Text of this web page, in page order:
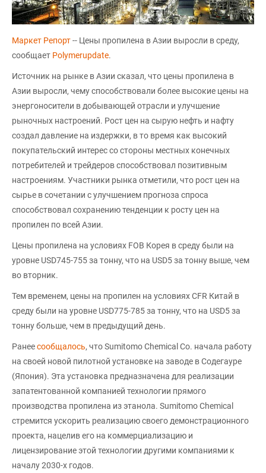
Маркет Репорт-- Цены пропилена в Азии выросли в среду,
сообщает Polymerupdate.
Источник на рынке в Азии сказал, что цены пропилена в
Азии выросли, чему способствовали более высокие цены на
энергоносители в добывающей отрасли и улучшение
рыночных настроений. Рост цен на сырую нефть и нафту
создал давление на издержки, в то время как высокий
покупательский интерес со стороны местных конечных
потребителей и трейдеров способствовал позитивным
настроениям. Участники рынка отметили, что рост цен на
сырье в сочетании с улучшением прогноза спроса
способствовал сохранению тенденции к росту цен на
пропилен по всей Азии.
Цены пропилена на условиях FOB Корея в среду были на
уровне USD745-755 за тонну, что на USD5 за тонну выше, чем
во вторник.
Тем временем, цены на пропилен на условиях CFR Китай в
среду были на уровне USD775-785 за тонну, что на USD5 за
тонну больше, чем в предыдущий день.
Ранеесообщалось, что Sumitomo Chemical Co. начала работу
на своей новой пилотной установке на заводе в Содегауре
(Япония). Эта установка предназначена для реализации
запатентованной компанией технологии прямого
производства пропилена из этанола. Sumitomo Chemical
стремится ускорить реализацию своего демонстрационного
проекта, нацелив его на коммерциализацию и
лицензирование этой технологии другими компаниями к
началу 2030-х годов.